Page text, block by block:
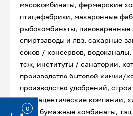
0
мясокомбинаты, фермерские
птицефабрики, макаронные
рыбокомбинаты, пивоваренные
спиртзаводы и лвз, сахарные
соков / консервов,
тсж, институты / санатории,
производство бытовой химии/
производство удобрений,
фармацевтические компании,
цбк / бумажные комбинаты, тэц